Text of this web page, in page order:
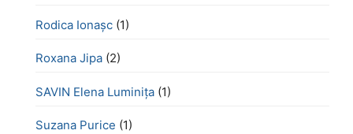
Rodica Ionașc (1)
Roxana Jipa (2)
SAVIN Elena Luminița (1)
Suzana Purice (1)